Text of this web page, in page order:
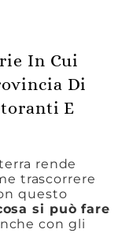
In Cui
Di
E
rende
trascorrere
questo
si può fare
con gli